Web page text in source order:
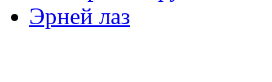
Эрней лаз